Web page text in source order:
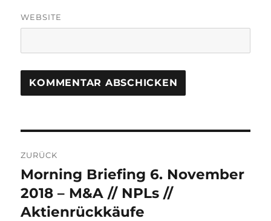
WEBSITE
Navigation
ZURÜCK
Vorheriger
Beitrag:
Morning Briefing 6. November
2018 – M&A // NPLs //
Aktienrückkäufe